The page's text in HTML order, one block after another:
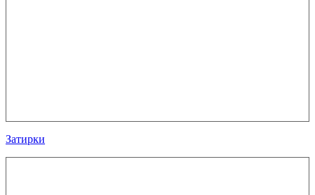
Затирки